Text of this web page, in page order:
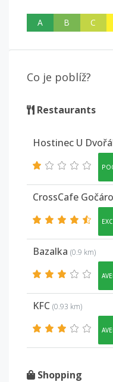
A B C
Co je poblíž?
Restaurants
Hostinec U
CrossCafe
Bazalka (0.9 km)
KFC (0.93 km)
Shopping